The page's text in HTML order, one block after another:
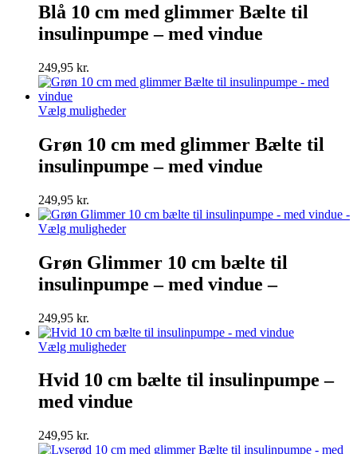
flere
varianter.
vælges
på
varesiden
Blå 10 cm med glimmer Bælte til
insulinpumpe – med vindue
249,95 kr.
Vælg mulighederDette
flere
varianter.
vælges
på
varesiden
Grøn 10 cm med glimmer Bælte til
insulinpumpe – med vindue
249,95 kr.
Vælg mulighederDette
flere
varianter.
vælges
på
varesiden
Grøn Glimmer 10 cm bælte til
insulinpumpe – med vindue –
249,95 kr.
Vælg mulighederDette
har
flere
varianter.
vælges
Hvid 10 cm bælte til insulinpumpe –
med vindue
249,95 kr.